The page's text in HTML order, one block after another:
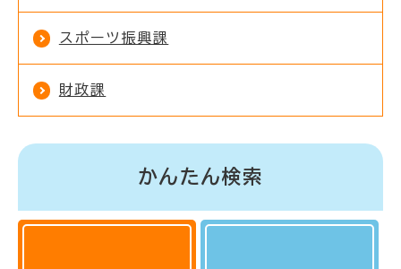
スポーツ振興課
財政課
かんたん検索